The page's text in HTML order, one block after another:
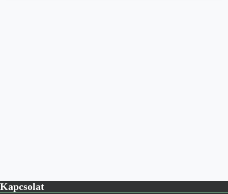
Kapcsolat